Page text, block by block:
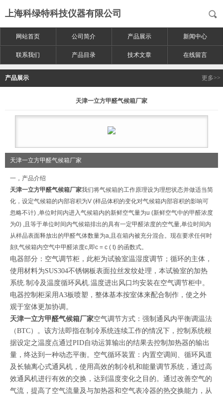
上海科绿特科技仪器有限公司
网站首页 公司简介 产品展示 新闻中心
联系我们 产品目录 技术文章 在线留言
产品展示 更多>>
天津一立方甲醛气候箱厂家
天津一立方甲醛气候箱厂家
一，产品介绍
天津一立方甲醛气候箱厂家我们将气候箱的工作原理设为理想状态并做适当简
化，设定气候箱的内部容积为V (样品体积的变化对气候箱内部容积的影响可
忽略不计) , 单位时间内进入气候箱内的新鲜空气量为u (新鲜空气中的甲醛浓度
为0) , 且等于单位时间内气候箱排出的具有一定甲醛浓度的空气量 单位时间内
从样品表面释放出的甲醛气体数量为a, 且在箱内被充分混合。现在要求任何时
刻t, 气候箱内空气中甲醛浓度c, 即c = c ( t) 的函数式。
电器部分：空气调节柜，此柜为试验室温湿度调节；循环的主体，
使用材料为SUS304不锈钢板表面拉丝发纹处理，本试验室的加热
系统.制冷及温度循环风机.温度进出风口均安装在空气调节柜中。
电器控制柜采用A3板喷塑，整体基本按室体来配合制作，使之外
观于室体更加协调。
天津一立方甲醛气候箱厂家空气调节方式：强制通风内平衡调温法
（BTC）。该方法即指在制冷系统连续工作的情况下，控制系统根
据设定之温度点通过PID自动运算输出的结果去控制加热器的输出
量，终达到一种动态平衡。空气循环装置：内置空调间、循环风道
及长轴离心式通风机，使用高效的制冷机和能量调节系统，通过高
效通风机进行有效的交换，达到温度变化之目的。通过改善空气的
气流，提高了空气流量及与加热器和空气表冷器的热交换能力，从